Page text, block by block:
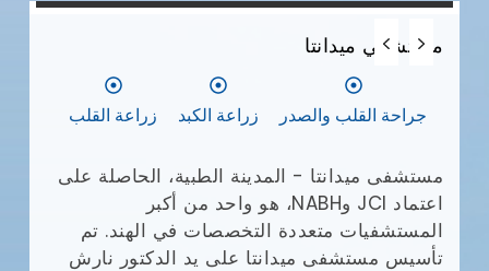
مستشفي ميدانتا
جراحة القلب والصدر زراعة الكبد زراعة القلب
مستشفى ميدانتا - المدينة الطبية، الحاصلة على
اعتماد JCI وNABH، هو واحد من أكبر
المستشفيات متعددة التخصصات في الهند. تم
تأسيس مستشفى ميدانتا على يد الدكتور نارش